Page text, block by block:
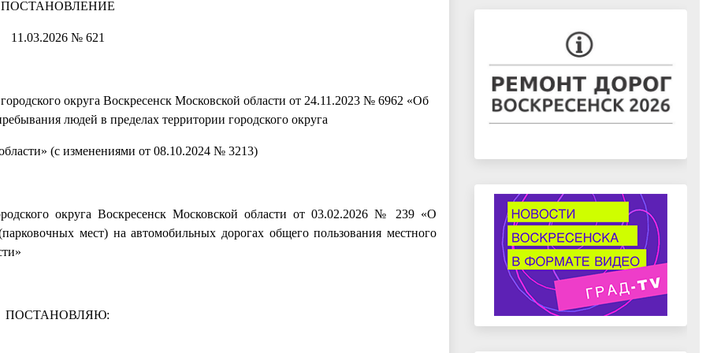
ПОСТАНОВЛЕНИЕ
11.03.2026 № 621
округа Воскресенск Московской области от 24.11.2023 № 6962 «Об
людей в пределах территории городского округа
(с изменениями от 08.10.2024 № 3213)
округа Воскресенск Московской области от 03.02.2026 № 239 «О
мест) на автомобильных дорогах общего пользования местного
ПОСТАНОВЛЯЮ: